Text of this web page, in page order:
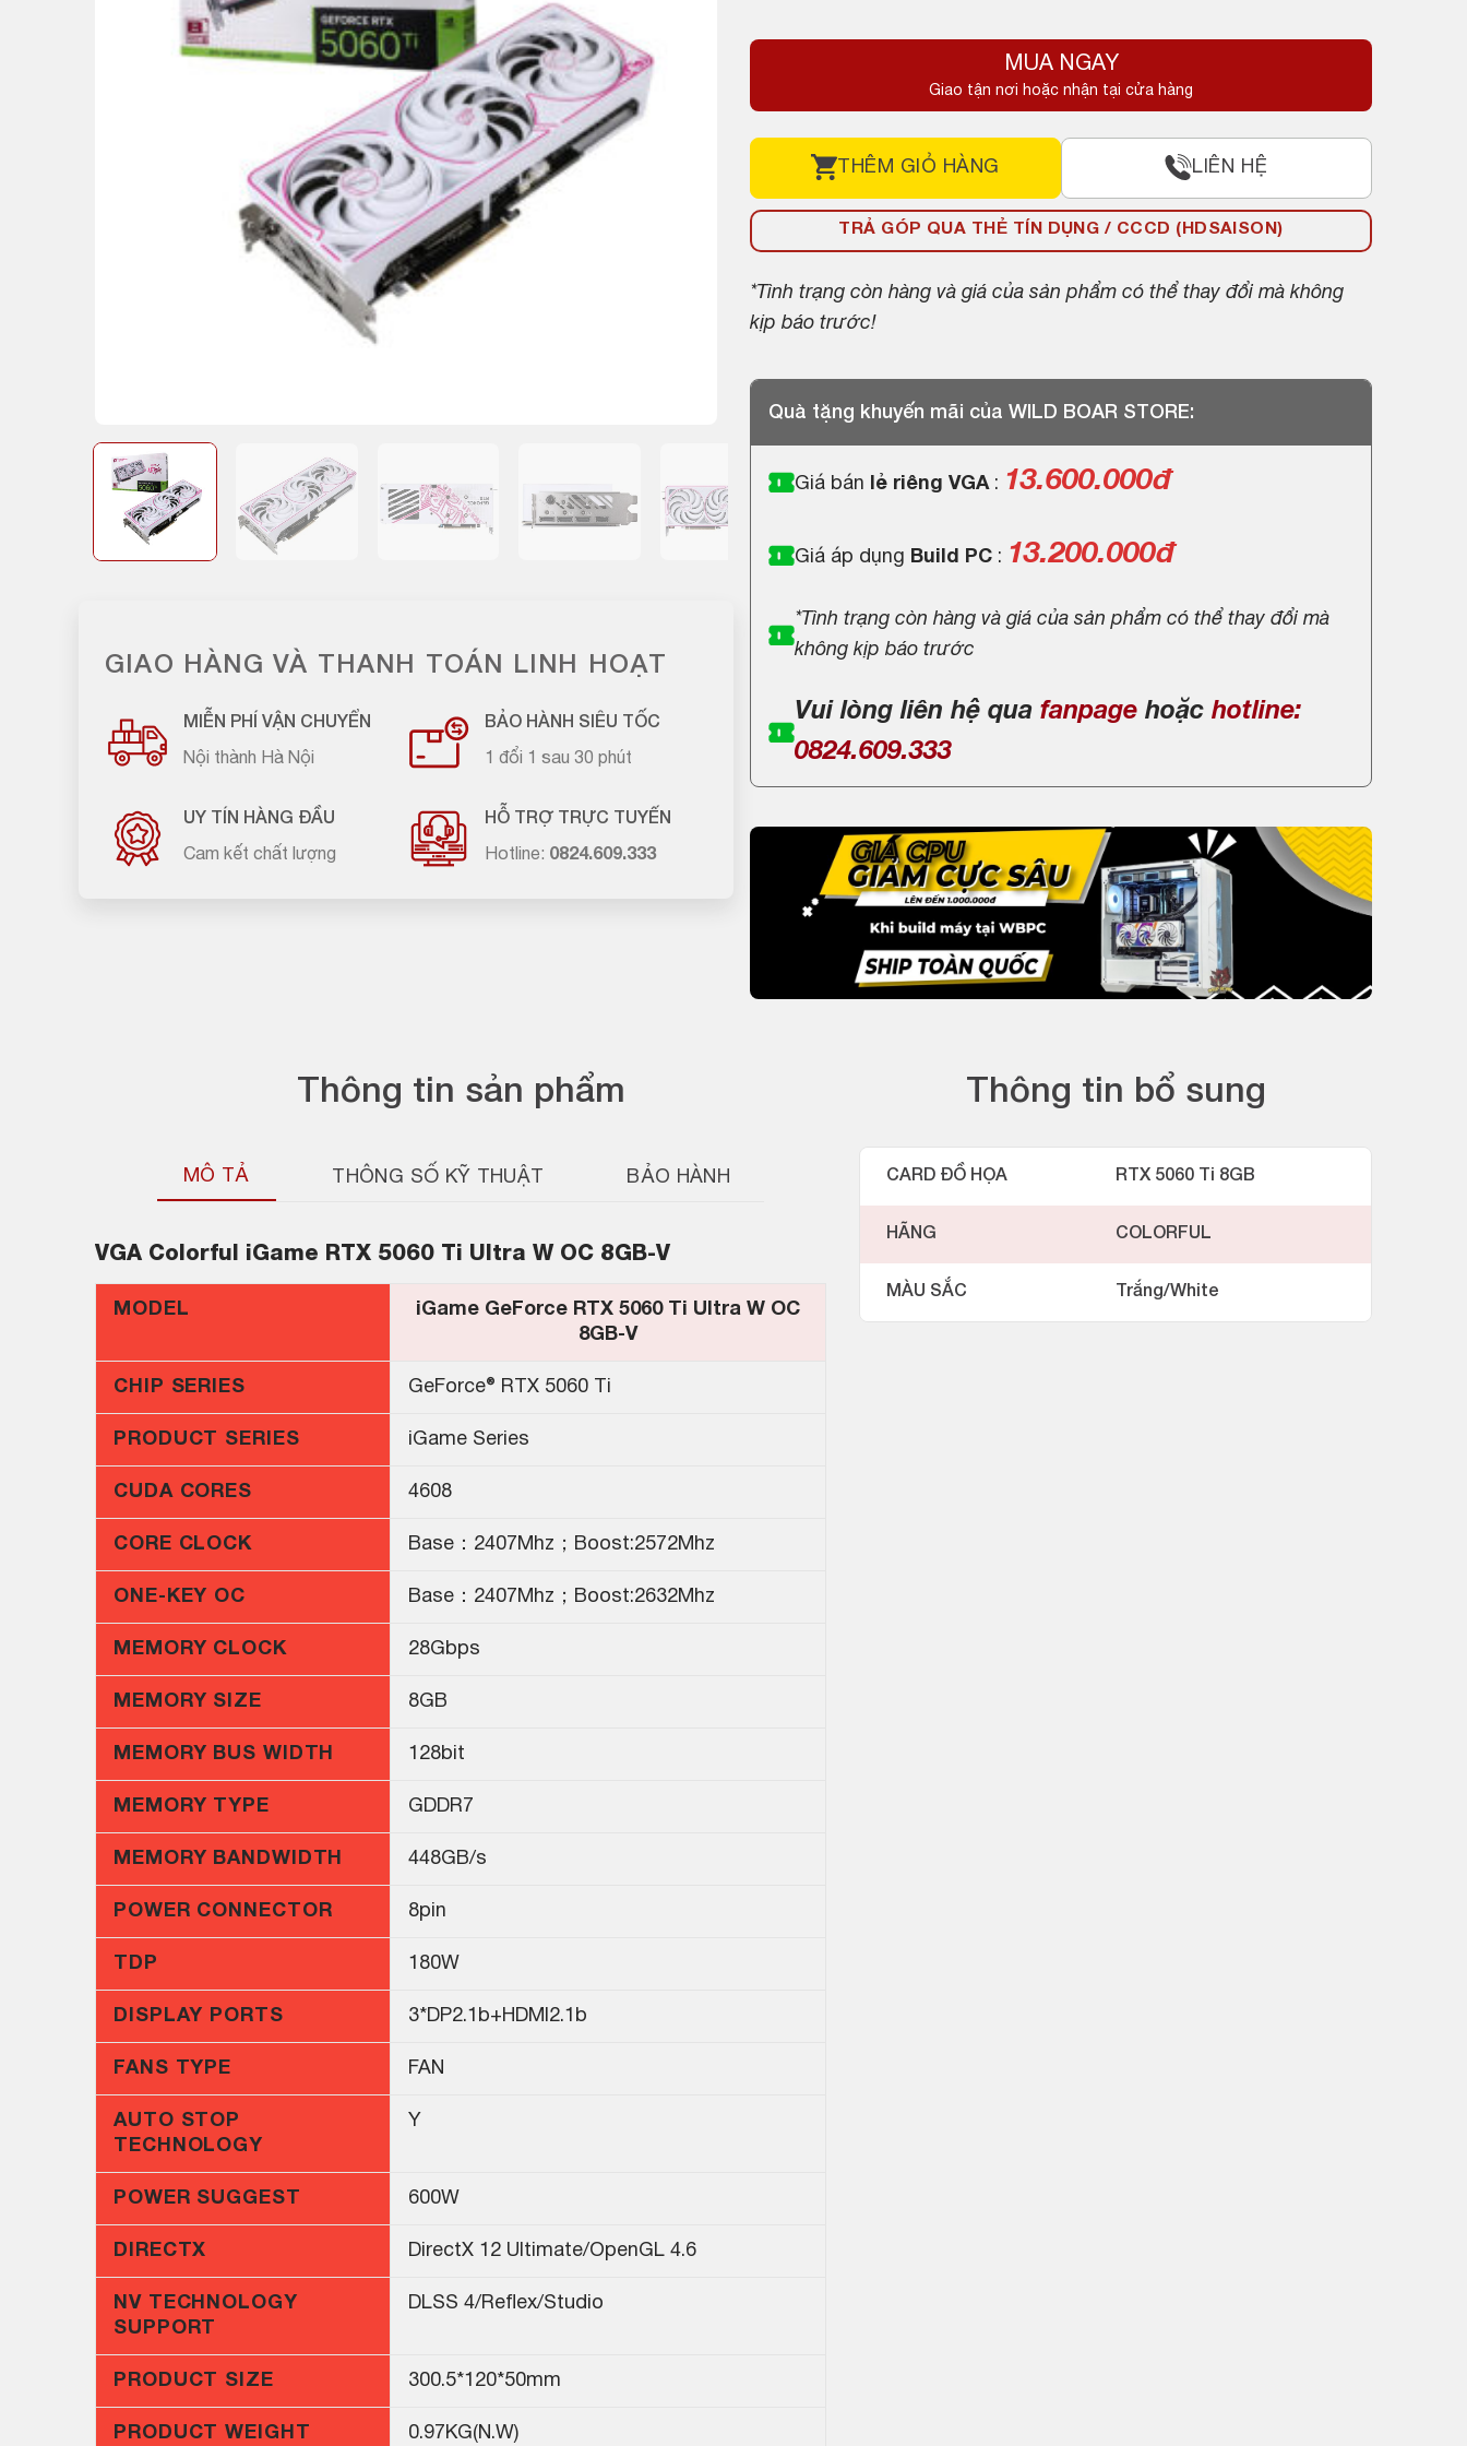
GIAO HÀNG VÀ THANH TOÁN LINH HOẠT
MIỄN PHÍ VẬN CHUYỂN
Nội thành Hà Nội
BẢO HÀNH SIÊU TỐC
1 đổi 1 sau 30 phút
UY TÍN HÀNG ĐẦU
Cam kết chất lượng
HỖ TRỢ TRỰC TUYẾN
Hotline: 0824.609.333
là:
15,500,000 ₫.
tại
13,200,000 ₫.
MUA NGAY
Giao tận nơi hoặc nhận tại cửa hàng
THÊM GIỎ HÀNG LIÊN HỆ
TRẢ GÓP QUA THẺ TÍN DỤNG / CCCD (HDSAISON)
*Tình trạng còn hàng và giá của sản phẩm có thể thay đổi mà không
kịp báo trước!
Quà tặng khuyến mãi của WILD BOAR STORE:
Giá bán lẻ riêng VGA : 13.600.000đ
Giá áp dụng Build PC : 13.200.000đ
*Tình trạng còn hàng và giá của sản phẩm có thể thay đổi mà
không kịp báo trước
Vui lòng liên hệ qua fanpage hoặc hotline:
0824.609.333
Thông tin sản phẩm
MÔ TẢ THÔNG SỐ KỸ THUẬT BẢO HÀNH
VGA Colorful iGame RTX 5060 Ti Ultra W OC 8GB-V
MODEL
iGame GeForce RTX 5060 Ti Ultra W OC
8GB-V
CHIP SERIES GeForce® RTX 5060 Ti
PRODUCT SERIES iGame Series
CUDA CORES 4608
CORE CLOCK Base：2407Mhz；Boost:2572Mhz
ONE-KEY OC Base：2407Mhz；Boost:2632Mhz
MEMORY CLOCK 28Gbps
MEMORY SIZE 8GB
MEMORY BUS WIDTH 128bit
MEMORY TYPE GDDR7
MEMORY BANDWIDTH 448GB/s
POWER CONNECTOR 8pin
TDP 180W
DISPLAY PORTS 3*DP2.1b+HDMI2.1b
FANS TYPE FAN
AUTO STOP
TECHNOLOGY
Y
POWER SUGGEST 600W
DIRECTX DirectX 12 Ultimate/OpenGL 4.6
NV TECHNOLOGY
SUPPORT
DLSS 4/Reflex/Studio
PRODUCT SIZE 300.5*120*50mm
PRODUCT WEIGHT 0.97KG(N.W)
Thông tin bổ sung
CARD ĐỒ HỌA RTX 5060 Ti 8GB
HÃNG COLORFUL
MÀU SẮC Trắng/White